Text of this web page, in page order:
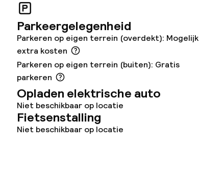
Parkeergelegenheid
Parkeren op eigen terrein (overdekt): Mogelijk
extra kosten
Parkeren op eigen terrein (buiten): Gratis
parkeren
Opladen elektrische auto
Niet beschikbaar op locatie
Fietsenstalling
Niet beschikbaar op locatie